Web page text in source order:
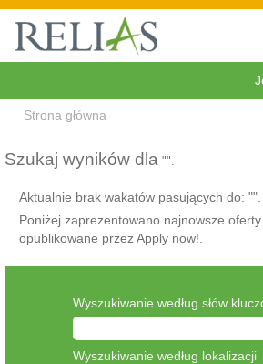
Strona główna
Szukaj wyników dla "".
Aktualnie brak wakatów pasujących do: "".
Poniżej zaprezentowano najnowsze
opublikowane przez Apply now!.
Wyszukiwanie według słów
Wyszukiwanie według lokalizacji